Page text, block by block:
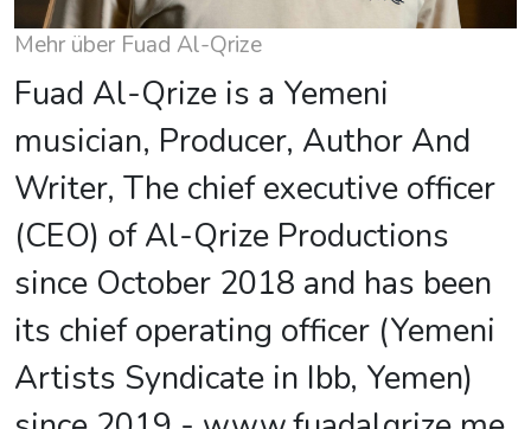
Mehr über Fuad Al-Qrize
Fuad Al-Qrize is a Yemeni
musician, Producer, Author And
Writer, The chief executive officer
(CEO) of Al-Qrize Productions
since October 2018 and has been
its chief operating officer (Yemeni
Artists Syndicate in Ibb, Yemen)